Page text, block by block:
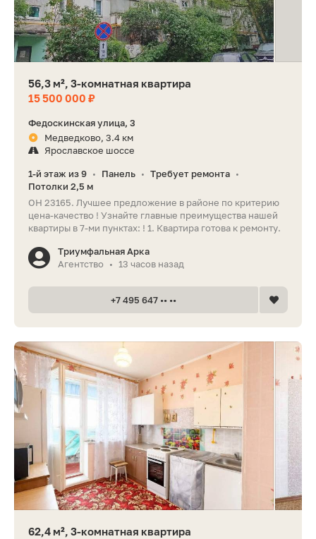
56,3 м², 3-комнатная квартира
15 500 000 ₽
Федоскинская улица, 3
Медведково, 3.4 км
Ярославское шоссе
1-й этаж из 9 • Панель • Требует ремонта •
Потолки 2,5 м
ОН 23165. Лучшее предложение в районе по критерию
цена-качество ! Узнайте главные преимущества нашей
квартиры в 7-ми пунктах: ! 1. Квартира готова к ремонту.
Триумфальная Арка
Агентство
• 13 часов назад
+7 495 647 •• ••
62,4 м², 3-комнатная квартира